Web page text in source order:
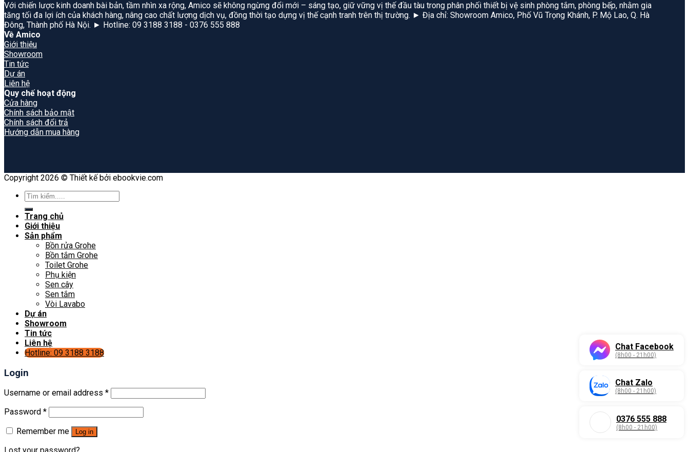
Với chiến lược kinh doanh bài bản, tầm nhìn xa rộng, Amico sẽ không ngừng đổi mới – sáng tạo, giữ vững vị thế đầu tàu trong phân phối thiết bị vệ sinh phòng tắm, phòng bếp, nhằm gia
tăng tối đa lợi ích của khách hàng, nâng cao chất lượng dịch vụ, đồng thời tạo dựng vị thế cạnh tranh trên thị trường. ► Địa chỉ: Showroom Amico, Phố Vũ Trọng Khánh, P. Mộ Lao, Q. Hà
Đông, Thành phố Hà Nội. ► Hotline: 09 3188 3188 - 0376 555 888
Về Amico
Giới thiệu
Showroom
Tin tức
Dự án
Liên hệ
Quy chế hoạt động
Cửa hàng
Chính sách bảo mật
Chính sách đổi trả
Hướng dẫn mua hàng
Copyright 2026 © Thiết kế bởi ebookvie.com
Search
for:
Trang chủ
Giới thiệu
Sản phẩm
Bồn rửa Grohe
Bồn tắm Grohe
Toilet Grohe
Phụ kiện
Sen cây
Sen tắm
Vòi Lavabo
Dự án
Showroom
Tin tức
Liên hệ
Hotline: 09 3188 3188
Chat Facebook
(8h00 - 21h00)
Chat Zalo
(8h00 - 21h00)
0376 555 888
(8h00 - 21h00)
Login
Username or email address *
Password *
Remember me
Log in